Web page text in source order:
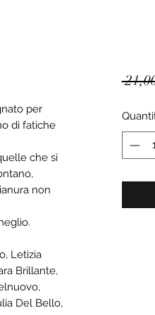
per
di fatiche
che si
non
Letizia
Brillante,
Del Bello,